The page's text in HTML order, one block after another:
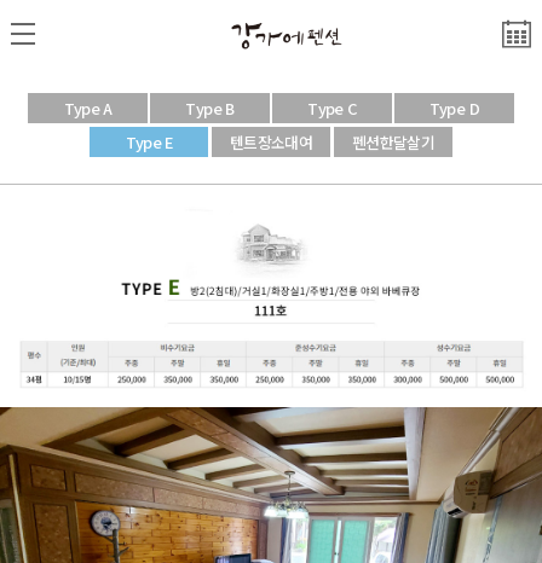
Type A Type B Type C
Type D
Type E
텐트장소대여 펜션한달살기